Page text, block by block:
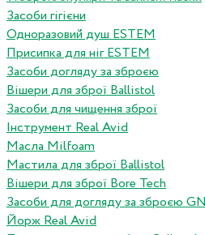
Засоби гігієни
Одноразовий душ ESTEM
Присипка для ніг ESTEM
Засоби догляду за зброєю
Вішери для зброї Ballistol
Засоби для чищення зброї
Інструмент Real Avid
Масла Milfoam
Мастила для зброї Ballistol
Вішери для зброї Bore Tech
Засоби для догляду за зброєю
Йорж Real Avid